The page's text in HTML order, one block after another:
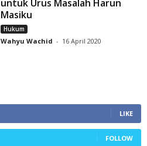
untuk Urus Masalah Harun
Masiku
Hukum
Wahyu Wachid - 16 April 2020
LIKE
FOLLOW